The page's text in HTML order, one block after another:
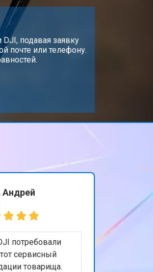
Заказать
Заказать
подавая заявку
почте или телефону.
Андрей
потребовали
сервисный
товарища.